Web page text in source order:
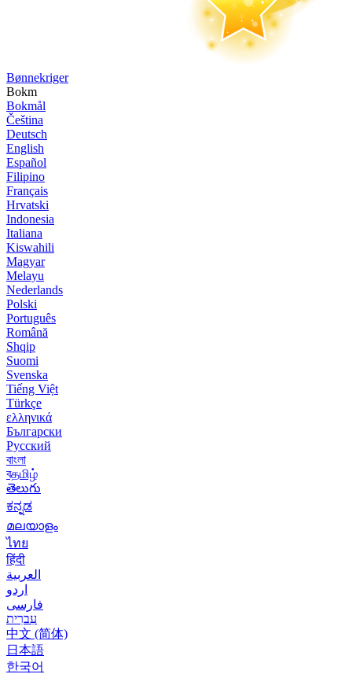
Bønne­kriger
Bokm
Bokmål
Čeština
Deutsch
English
Español
Filipino
Français
Hrvatski
Indonesia
Italiana
Kiswahili
Magyar
Melayu
Nederlands
Polski
Português
Română
Shqip
Suomi
Svenska
Tiếng Việt
Türkçe
ελληνικά
Български
Русский
বাংলা
বதமிழ்
తెలుగు
ಕನ್ನಡ
മലയാളം
ไทย
हिंदी
العربية
اردو
فارسی
עִברִית
中文 (简体)
日本語
한국어